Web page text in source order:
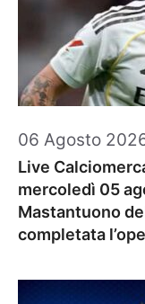
06 Agosto
Live
mercoledì 05
Mastantuono
completata